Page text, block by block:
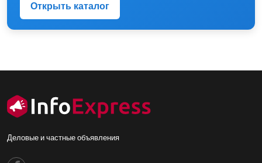
Открыть каталог
Деловые и частные объявления